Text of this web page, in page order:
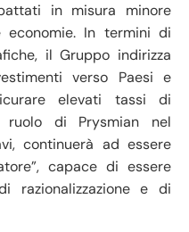
in misura minore
economie. In termini di
il Gruppo indirizza
verso Paesi e
elevati tassi di
di Prysmian nel
continuerà ad essere
capace di essere
razionalizzazione e di